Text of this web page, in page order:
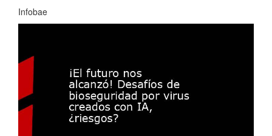
Infobae